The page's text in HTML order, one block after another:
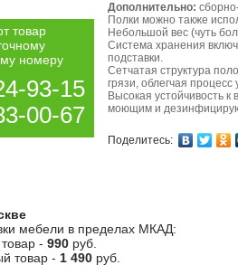
товар
номеру
93-15
00-67
Дополнительно:
Полки можно также
Небольшой вес (чуть
Система хранения
подставки.
Сетчатая структура
грязи, облегчая процесс
Высокая устойчивость
моющим и
Поделитесь:
мебели в пределах МКАД:
- 990 руб.
товар - 1 490 руб.